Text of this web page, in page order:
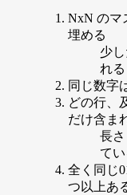
NxN のマ
埋める
少
れる
同じ数字
どの行、
だけ含ま
長さ
てい
全く同じ
つ以上あ